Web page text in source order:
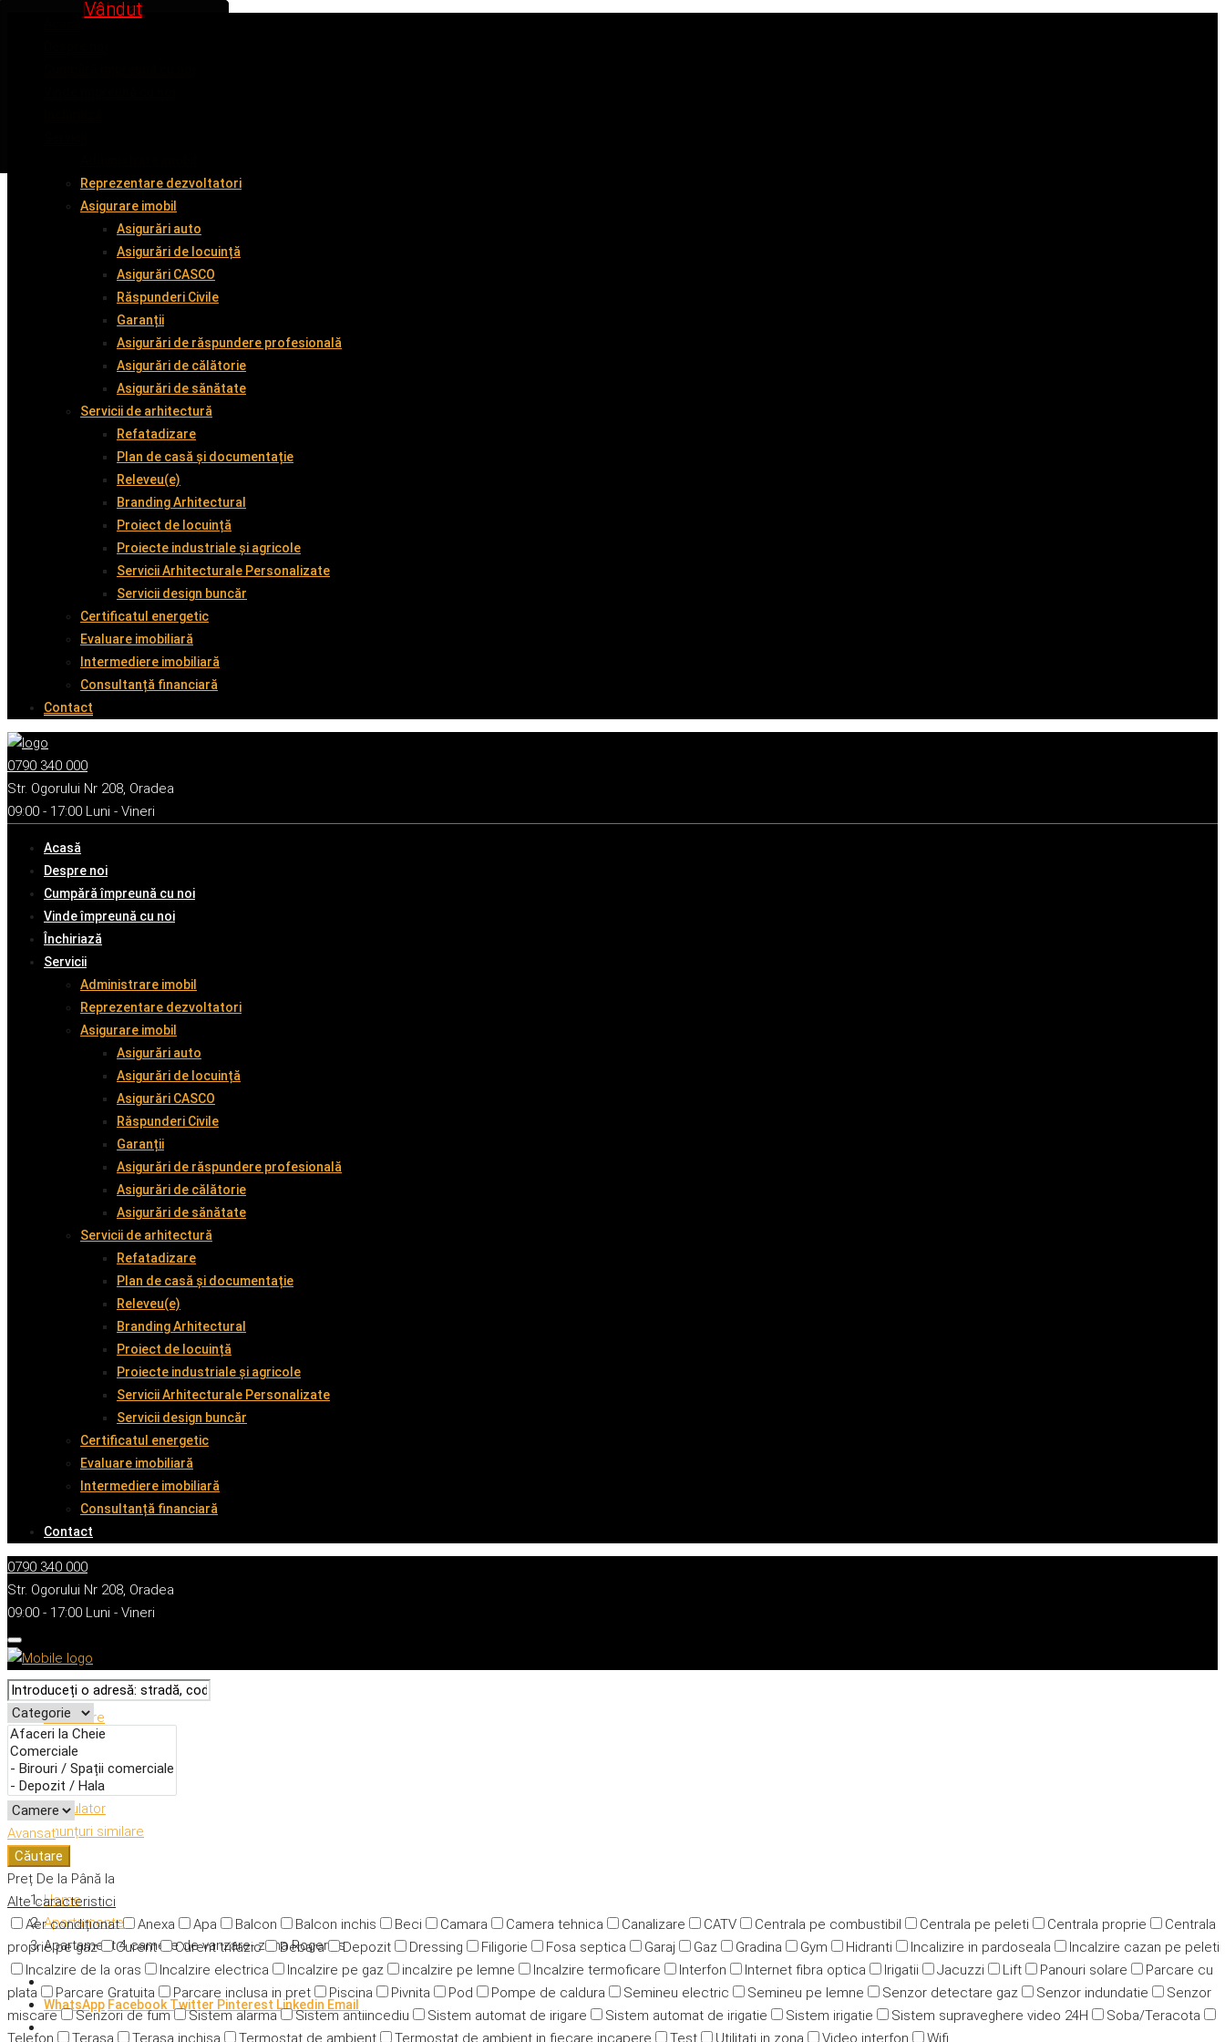
Reprezentare dezvoltatori
Asigurare imobil
Asigurări auto
Asigurări de locuință
Asigurări CASCO
Răspunderi Civile
Garanții
Asigurări de răspundere profesională
Asigurări de călătorie
Asigurări de sănătate
Servicii de arhitectură
Refatadizare
Plan de casă și documentație
Releveu(e)
Branding Arhitectural
Proiect de locuință
Proiecte industriale și agricole
Servicii Arhitecturale Personalizate
Servicii design buncăr
Certificatul energetic
Evaluare imobiliară
Intermediere imobiliară
Consultanță financiară
Contact
0790 340 000
Str. Ogorului Nr 208, Oradea
09:00 - 17:00 Luni - Vineri
Acasă
Despre noi
Cumpără împreună cu noi
Vinde împreună cu noi
Închiriază
Servicii
Administrare imobil
Reprezentare dezvoltatori
Asigurare imobil
Asigurări auto
Asigurări de locuință
Asigurări CASCO
Răspunderi Civile
Garanții
Asigurări de răspundere profesională
Asigurări de călătorie
Asigurări de sănătate
Servicii de arhitectură
Refatadizare
Plan de casă și documentație
Releveu(e)
Branding Arhitectural
Proiect de locuință
Proiecte industriale și agricole
Servicii Arhitecturale Personalizate
Servicii design buncăr
Certificatul energetic
Evaluare imobiliară
Intermediere imobiliară
Consultanță financiară
Contact
0790 340 000
Str. Ogorului Nr 208, Oradea
09:00 - 17:00 Luni - Vineri
Avansat
Căutare
Preț De la Până la
Alte caracteristici
Aer condiționat
Anexa Apa Balcon Balcon inchis Beci Camara Camera tehnica Canalizare CATV Centrala pe combustibil Centrala pe peleti Centrala proprie
Centrala
proprie pe gaz
Curent Curent trifazic Debara Depozit Dressing Filigorie Fosa septica Garaj Gaz Gradina Gym Hidranti Incalizire in pardoseala
Incalzire cazan pe peleti
Incalzire de la oras
Incalzire electrica Incalzire pe gaz incalzire pe lemne Incalzire termoficare Interfon Internet fibra optica Irigatii Jacuzzi Lift Panouri solare
Parcare cu
plata
Parcare Gratuita Parcare inclusa in pret Piscina Pivnita Pod Pompe de caldura Semineu electric Semineu pe lemne Senzor detectare gaz Senzor indundatie
Senzor
miscare
Senzori de fum Sistem alarma Sistem antiincediu Sistem automat de irigare Sistem automat de irigatie Sistem irigatie Sistem supraveghere video 24H
Soba/Teracota
Telefon
Terasa Terasa inchisa Termostat de ambient Termostat de ambient in fiecare incapere Test Utilitati in zona Video interfon Wifi
Descriere
Caracteristici
Adresă
Detalii
Calculator
Anunțuri similare
Home
Apartamente
Apartament 4 camere de vanzare- zona Rogerius
WhatsApp Facebook Twitter Pinterest Linkedin Email
Vândut
Vândut
Inchiriat
Inchiriat
Vândut
Vândut